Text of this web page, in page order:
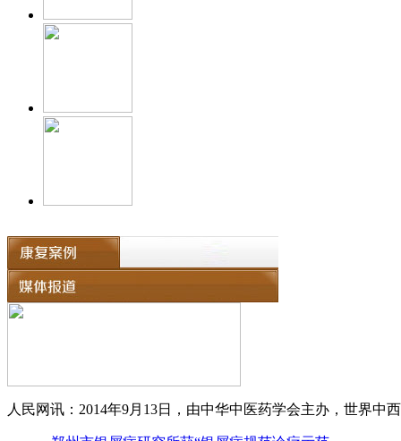
人民网讯：2014年9月13日，由中华中医药学会主办，世界中